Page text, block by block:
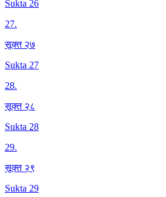
Sukta 26
27.
सूक्त २७
Sukta 27
28.
सूक्त २८
Sukta 28
29.
सूक्त २९
Sukta 29